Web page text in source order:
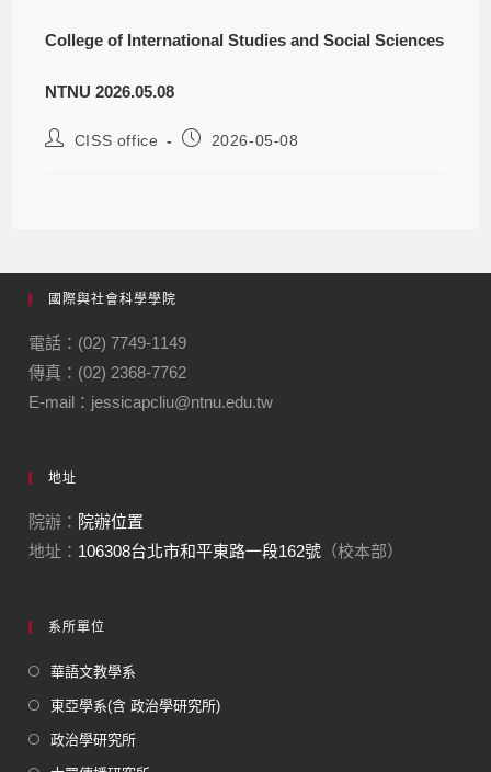
College of International Studies and Social Sciences
NTNU 2026.05.08
CISS office 2026-05-08
國際與社會科學學院
電話：(02) 7749-1149
傳真：(02) 2368-7762
E-mail：jessicapcliu@ntnu.edu.tw
地址
院辦： 院辦位置
地址： 106308台北市和平東路一段162號 （校本部）
系所單位
華語文教學系
東亞學系(含 政治學研究所)
政治學研究所